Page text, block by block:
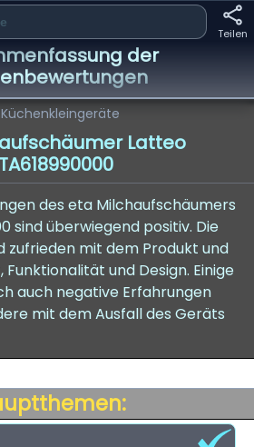
Teilen
der
Küchenkleingeräte
Latteo
des eta Milchaufschäumers
sind überwiegend positiv. Die
zufrieden mit dem Produkt und
und Design. Einige
auch negative Erfahrungen
mit dem Ausfall des Geräts